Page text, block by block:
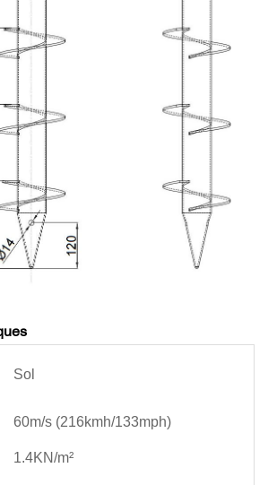
Sol
60m/s (216kmh/133mph)
1.4KN/m²